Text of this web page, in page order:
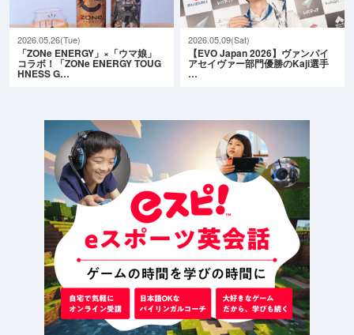
2026.05.26(Tue)
「ZONe ENERGY」×「ウマ娘」
コラボ！「ZONe ENERGY TOUG
HNESS G…
2026.05.09(Sat)
【EVO Japan 2026】ヴァンパイ
アセイヴァー部門優勝のKaji選手
…